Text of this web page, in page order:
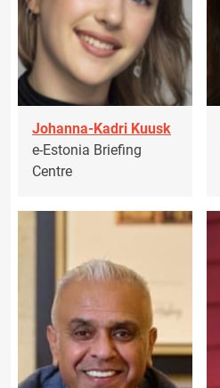
Johanna-Kadri Kuusk
e-Estonia Briefing
Centre